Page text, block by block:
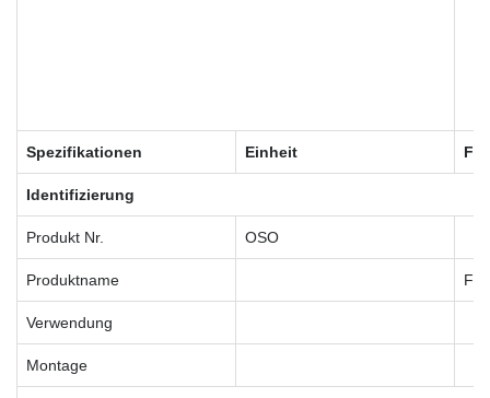
Spezifikationen Einheit
Identifizierung
Produkt Nr. OSO
Produktname
Verwendung
Montage